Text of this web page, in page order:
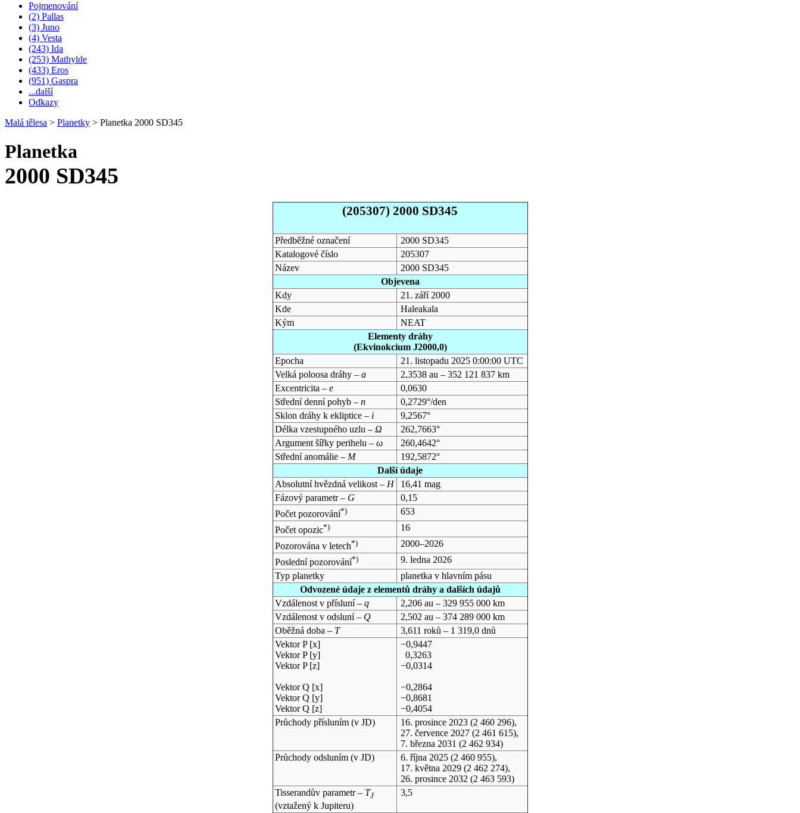
Pojmenování
(2) Pallas
(3) Juno
(4) Vesta
(243) Ida
(253) Mathylde
(433) Eros
(951) Gaspra
...další
Odkazy
Malá tělesa > Planetky > Planetka 2000 SD345
Planetka
2000 SD345
(205307) 2000 SD345
Předběžné označení
2000 SD345
Katalogové číslo
205307
Název
2000 SD345
Objevena
Kdy
21. září 2000
Kde
Haleakala
Kým
NEAT
Elementy dráhy
(Ekvinokcium J2000,0)
Epocha
21. listopadu 2025 0:00:00 UTC
Velká poloosa dráhy – a
2,3538 au – 352 121 837 km
Excentricita – e
0,0630
Střední denní pohyb – n
0,2729°/den
Sklon dráhy k ekliptice – i
9,2567°
Délka vzestupného uzlu – Ω
262,7663°
Argument šířky perihelu – ω
260,4642°
Střední anomálie – M
192,5872°
Další údaje
Absolutní hvězdná velikost – H
16,41 mag
Fázový parametr – G
0,15
Počet pozorování*)
653
Počet opozic*)
16
Pozorována v letech*)
2000–2026
Poslední pozorování*)
9. ledna 2026
Typ planetky
planetka v hlavním pásu
Odvozené údaje z elementů dráhy a dalších údajů
Vzdálenost v přísluní – q
2,206 au – 329 955 000 km
Vzdálenost v odsluní – Q
2,502 au – 374 289 000 km
Oběžná doba – T
3,611 roků – 1 319,0 dnů
Vektor P [x]
Vektor P [y]
Vektor P [z]
Vektor Q [x]
Vektor Q [y]
Vektor Q [z]
−0,9447
0,3263
−0,0314
−0,2864
−0,8681
−0,4054
Průchody přísluním (v JD) 16. prosince 2023(2 460 296),
27. července 2027(2 461 615),
7. března 2031 (2 462 934)
Průchody odsluním (v JD) 6. října 2025(2 460 955),
17. května 2029(2 462 274),
26. prosince 2032 (2 463 593)
Tisserandův parametr – TJ
(vztažený k Jupiteru)
3,5